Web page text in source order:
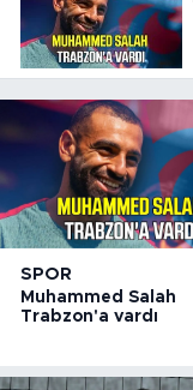
SPOR
Muhammed Salah
Trabzon'a vardı